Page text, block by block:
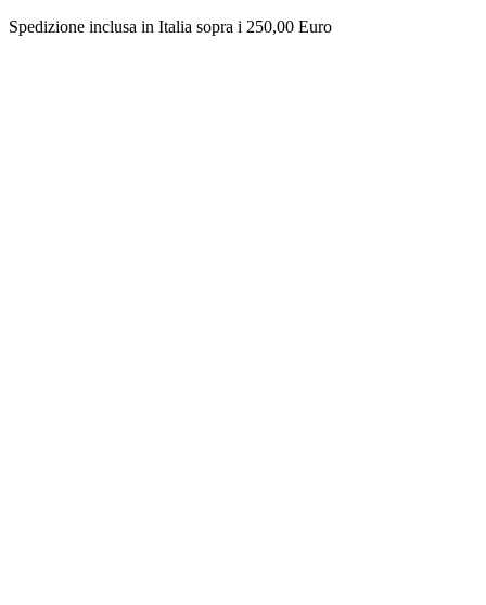
Spedizione inclusa in Italia sopra i 250,00 Euro